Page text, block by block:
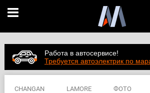
Работа в автосервисе!
Требуется автоэлектрик по
CHANGAN LAMORE ФОТО